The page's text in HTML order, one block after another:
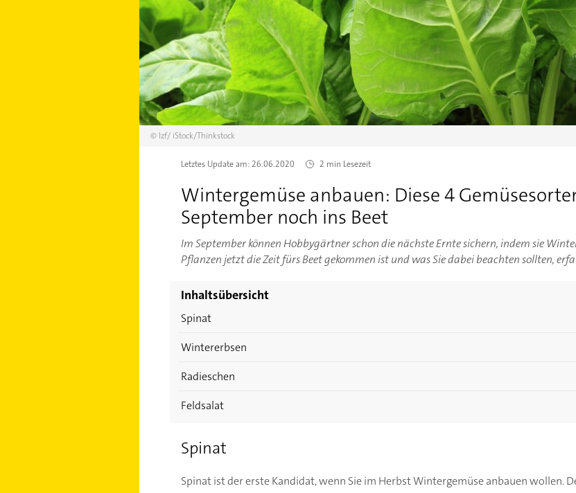
© lzf/ iStock/Thinkstock
Letztes Update am:26.06.2020 2 min Lesezeit
Wintergemüse anbauen: Diese 4
September noch ins Beet
Im September können Hobbygärtner schon die nächste Ernte sichern, indem sie
Pflanzen jetzt die Zeit fürs Beet gekommen ist und was Sie dabei beachten sollten,
Inhaltsübersicht
Spinat
Wintererbsen
Radieschen
Feldsalat
Spinat
Spinat ist der erste Kandidat, wenn Sie im Herbst Wintergemüse anbauen wollen.